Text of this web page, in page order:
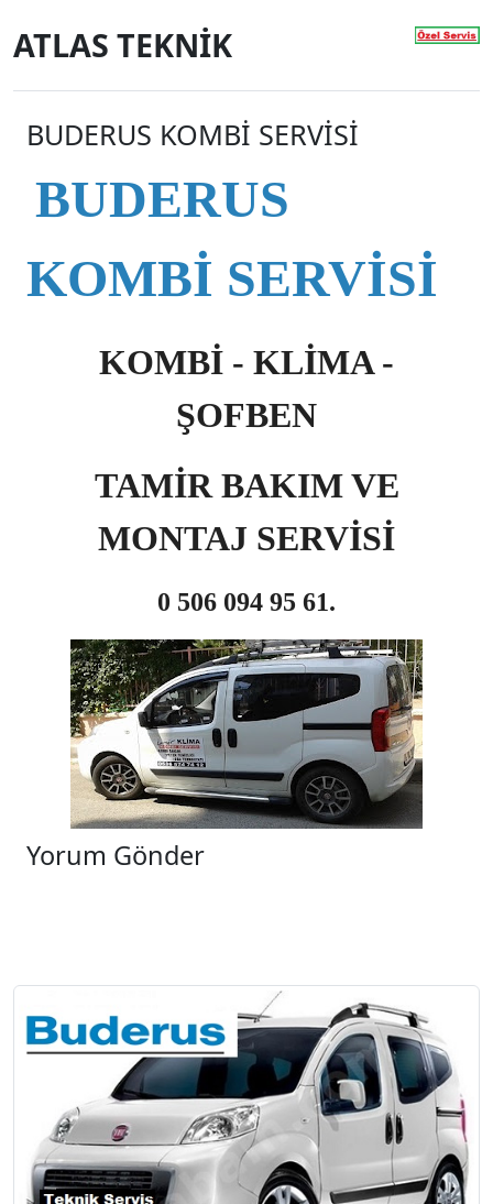
ATLAS TEKNİK
BUDERUS KOMBİ SERVİSİ
BUDERUS
KOMBİ SERVİSİ
KOMBİ - KLİMA -
ŞOFBEN
TAMİR BAKIM VE
MONTAJ SERVİSİ
0 506 094 95 61.
Yorum Gönder